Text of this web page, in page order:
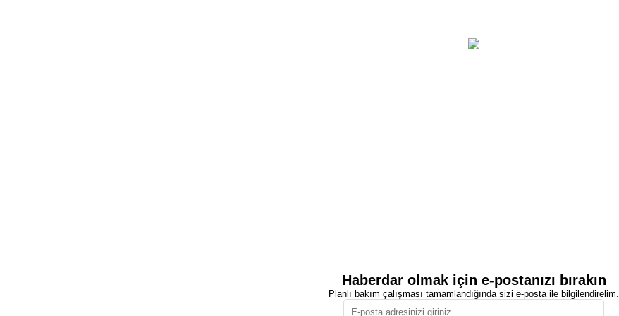
Haberdar olmak için e-postanızı bırakın
Planlı bakım çalışması tamamlandığında sizi e-posta ile bilgilendirelim.